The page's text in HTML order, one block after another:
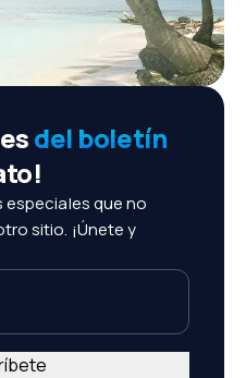
del boletín
que no
sitio. ¡Únete y